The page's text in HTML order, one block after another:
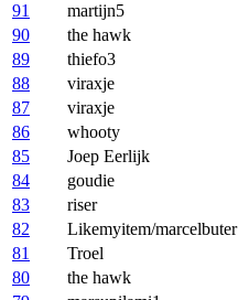
91
martijn5
90
the hawk
89
thiefo3
88
viraxje
87
viraxje
86
whooty
85
Joep Eerlijk
84
goudie
83
riser
82
Likemyitem/marcelbuter
81
Troel
80
the hawk